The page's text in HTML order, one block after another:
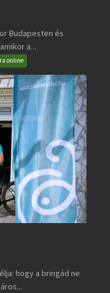
Budapesten és
a...
online
hogy a bringád ne